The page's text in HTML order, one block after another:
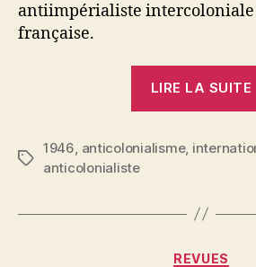
antiimpérialiste intercoloniale
française.
LIRE LA SUITE
Étiquettes
1946 anticolonialisme,
anticolonialiste
REVUES